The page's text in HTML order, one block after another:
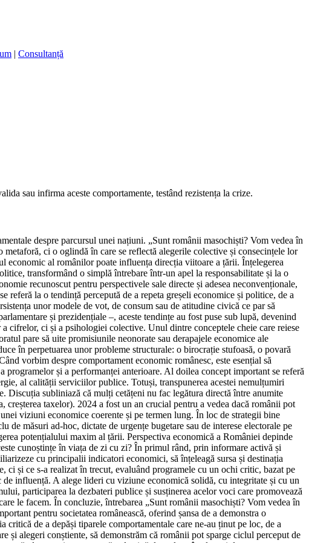
| Consultanță
sau infirma aceste comportamente, testând rezistența la crize.
despre parcursul unei națiuni. „Sunt românii masochiști? Vom vedea în
ci o oglindă în care se reflectă alegerile colective și consecințele lor
economic al românilor poate influența direcția viitoare a țării. Înțelegerea
transformând o simplă întrebare într-un apel la responsabilitate și la o
recunoscut pentru perspectivele sale directe și adesea neconvenționale,
referă la o tendință percepută de a repeta greșeli economice și politice, de a
unor modele de vot, de consum sau de atitudine civică ce par să
și prezidențiale –, aceste tendințe au fost puse sub lupă, devenind
cifrelor, ci și a psihologiei colective. Unul dintre conceptele cheie care reiese
pare să uite promisiunile neonorate sau derapajele economice ale
în perpetuarea unor probleme structurale: o birocrație stufoasă, o povară
vorbim despre comportament economic românesc, este esențial să
și a performanței anterioare. Al doilea concept important se referă
al calității serviciilor publice. Totuși, transpunerea acestei nemulțumiri
Discuția subliniază că mulți cetățeni nu fac legătura directă între anumite
taxelor). 2024 a fost un an crucial pentru a vedea dacă românii pot
viziuni economice coerente și pe termen lung. În loc de strategii bine
de măsuri ad-hoc, dictate de urgențe bugetare sau de interese electorale pe
potențialului maxim al țării. Perspectiva economică a României depinde
cunoștințe în viața de zi cu zi? În primul rând, prin informare activă și
cu principalii indicatori economici, să înțeleagă sursa și destinația
ci și ce s-a realizat în trecut, evaluând programele cu un ochi critic, bazat pe
influență. A alege lideri cu viziune economică solidă, cu integritate și cu un
participarea la dezbateri publice și susținerea acelor voci care promovează
le facem. În concluzie, întrebarea „Sunt românii masochiști? Vom vedea în
pentru societatea românească, oferind șansa de a demonstra o
de a depăși tiparele comportamentale care ne-au ținut pe loc, de a
alegeri conștiente, să demonstrăm că românii pot sparge ciclul perceput de